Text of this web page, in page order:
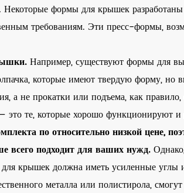
формы для крышек
требованиям. Эти пресс-формы,
Например, существуют формы для
которые имеют твердую форму, но
а не прокатки или подъема, как
те, которые хорошо функционируют и
по относительно низкой цене,
всего подходит для ваших нужд.
крышек должна иметь усиленные
металла или полистирола,